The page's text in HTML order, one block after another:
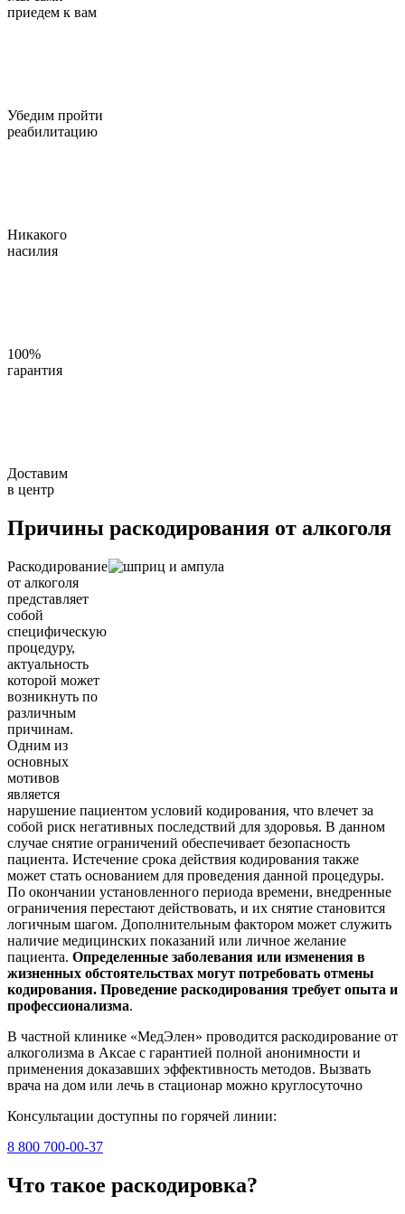
приедем к вам
Убедим пройти
реабилитацию
Никакого
насилия
100%
гарантия
Доставим
в центр
Причины раскодирования от алкоголя
Раскодирование
от алкоголя
представляет
собой
специфическую
процедуру,
актуальность
которой может
возникнуть по
различным
причинам.
Одним из
основных
мотивов
является
нарушение пациентом условий кодирования, что влечет за
собой риск негативных последствий для здоровья. В данном
случае снятие ограничений обеспечивает безопасность
пациента. Истечение срока действия кодирования также
может стать основанием для проведения данной процедуры.
По окончании установленного периода времени, внедренные
ограничения перестают действовать, и их снятие становится
логичным шагом. Дополнительным фактором может служить
наличие медицинских показаний или личное желание
пациента. Определенные заболевания или изменения в
жизненных обстоятельствах могут потребовать отмены
кодирования. Проведение раскодирования требует опыта и
профессионализма.
В частной клинике «МедЭлен» проводится раскодирование от
алкоголизма в Аксае с гарантией полной анонимности и
применения доказавших эффективность методов. Вызвать
врача на дом или лечь в стационар можно круглосуточно
Консультации доступны по горячей линии:
8 800 700-00-37
Что такое раскодировка?